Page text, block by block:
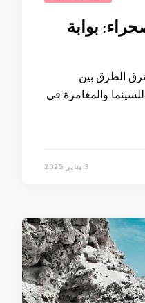
بوابة
الطرق بين
والمغامرة في
3 يناير 2025